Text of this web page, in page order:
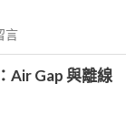
言
Air Gap 與離線